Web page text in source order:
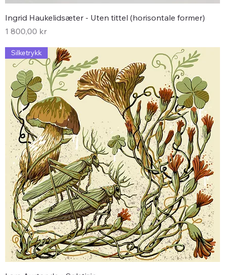
Ingrid Haukelidsæter - Uten tittel (horisontale former)
Pris
1 800,00 kr
Silketrykk